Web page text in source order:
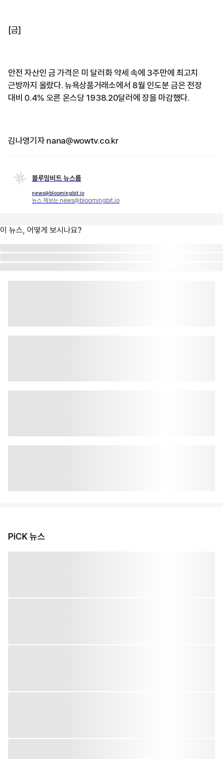
[금]
안전 자산인 금 가격은 미 달러화 약세 속에 3주만에 최고치
근방까지 올랐다. 뉴욕상품거래소에서 8월 인도분 금은 전장
대비 0.4% 오른 온스당 1938.20달러에 장을 마감했다.
김나영기자 nana@wowtv.co.kr
블루밍비트 뉴스룸
news@bloomingbit.io
뉴스 제보는 news@bloomingbit.io
이 뉴스, 어떻게 보시나요?
PiCK 뉴스